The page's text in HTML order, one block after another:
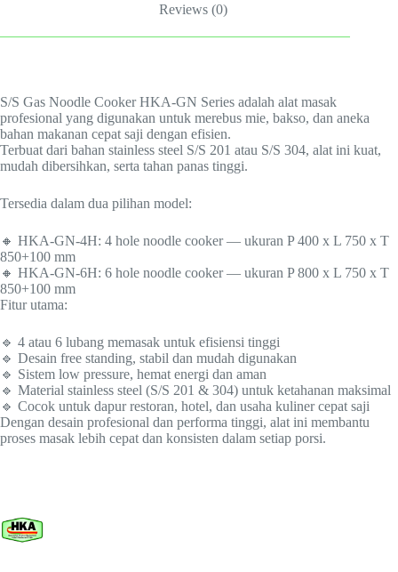
Reviews (0)
S/S Gas Noodle Cooker HKA-GN Series adalah alat masak
profesional yang digunakan untuk merebus mie, bakso, dan aneka
bahan makanan cepat saji dengan efisien.
Terbuat dari bahan stainless steel S/S 201 atau S/S 304, alat ini kuat,
mudah dibersihkan, serta tahan panas tinggi.
Tersedia dalam dua pilihan model:
🔸 HKA-GN-4H: 4 hole noodle cooker — ukuran P 400 x L 750 x T
850+100 mm
🔸 HKA-GN-6H: 6 hole noodle cooker — ukuran P 800 x L 750 x T
850+100 mm
Fitur utama:
🔹 4 atau 6 lubang memasak untuk efisiensi tinggi
🔹 Desain free standing, stabil dan mudah digunakan
🔹 Sistem low pressure, hemat energi dan aman
🔹 Material stainless steel (S/S 201 & 304) untuk ketahanan maksimal
🔹 Cocok untuk dapur restoran, hotel, dan usaha kuliner cepat saji
Dengan desain profesional dan performa tinggi, alat ini membantu
proses masak lebih cepat dan konsisten dalam setiap porsi.